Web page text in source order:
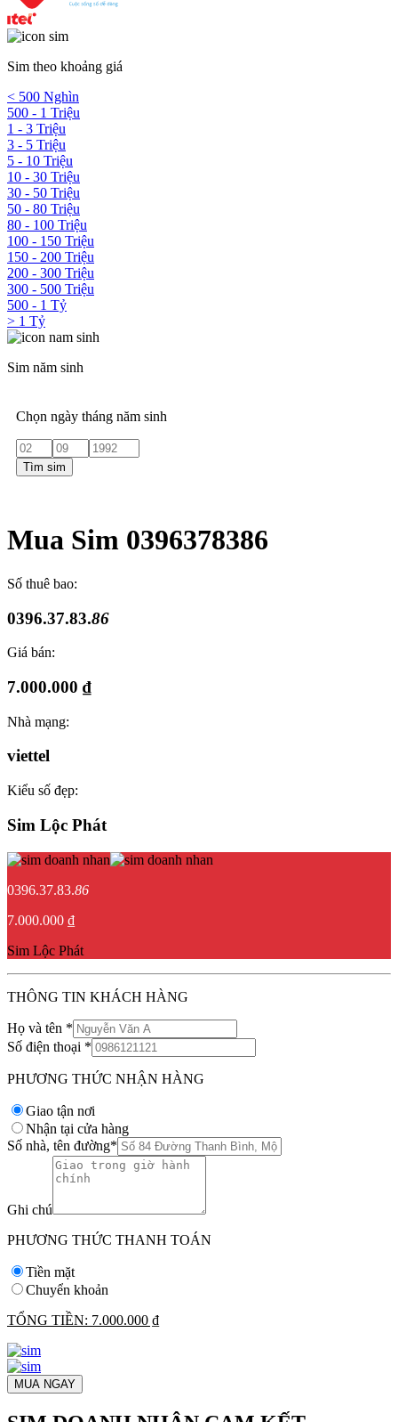
Sim theo khoảng giá
< 500 Nghìn
500 - 1 Triệu
1 - 3 Triệu
3 - 5 Triệu
5 - 10 Triệu
10 - 30 Triệu
30 - 50 Triệu
50 - 80 Triệu
80 - 100 Triệu
100 - 150 Triệu
150 - 200 Triệu
200 - 300 Triệu
300 - 500 Triệu
500 - 1 Tỷ
> 1 Tỷ
Sim năm sinh
Chọn ngày tháng năm sinh
Tìm sim
Mua Sim 0396378386
Số thuê bao:
0396.37.83.86
Giá bán:
7.000.000 ₫
Nhà mạng:
viettel
Kiểu số đẹp:
Sim Lộc Phát
0396.37.83.86
7.000.000 ₫
Sim Lộc Phát
THÔNG TIN KHÁCH HÀNG
Họ và tên *
Số điện thoại *
PHƯƠNG THỨC NHẬN HÀNG
Giao tận nơi
Nhận tại cửa hàng
Số nhà, tên đường*
Ghi chú
PHƯƠNG THỨC THANH TOÁN
Tiền mặt
Chuyển khoản
TỔNG TIỀN: 7.000.000 ₫
MUA NGAY